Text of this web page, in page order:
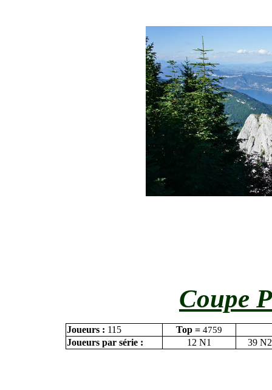
Coupe
Joueurs : 115 Top = 4759
Joueurs par série : 12 N1 39 N2